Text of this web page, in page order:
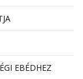
EBÉDHEZ